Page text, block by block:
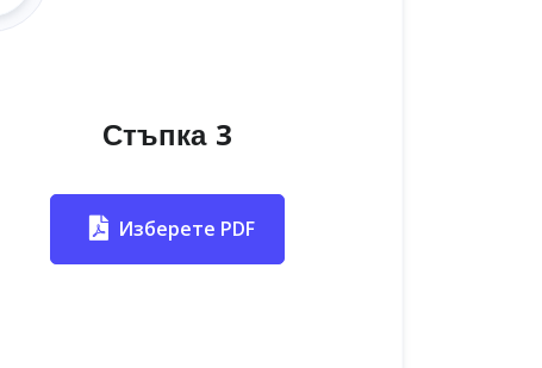
Стъпка 3
Изберете PDF